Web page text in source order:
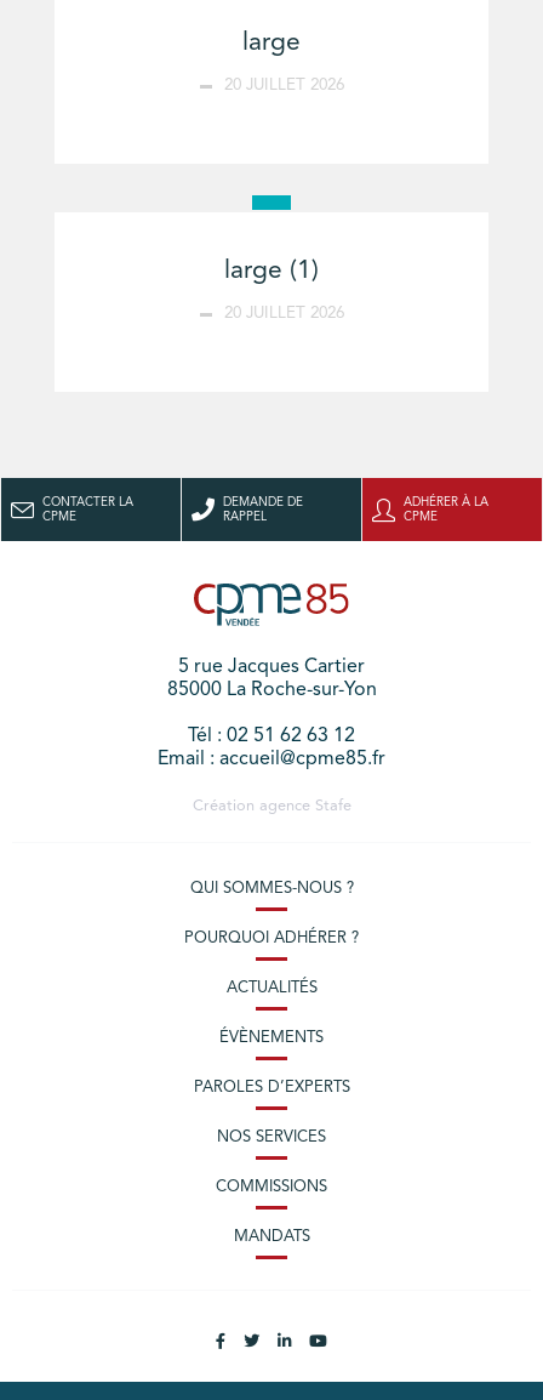
large
20 JUILLET 2026
large (1)
20 JUILLET 2026
CONTACTER LA
CPME
DEMANDE DE
RAPPEL
ADHÉRER À LA
CPME
5 rue Jacques Cartier
85000 La Roche-sur-Yon
Tél : 02 51 62 63 12
Email : accueil@cpme85.fr
Création agence Stafe
QUI SOMMES-NOUS ?
POURQUOI ADHÉRER ?
ACTUALITÉS
ÉVÈNEMENTS
PAROLES D’EXPERTS
NOS SERVICES
COMMISSIONS
MANDATS